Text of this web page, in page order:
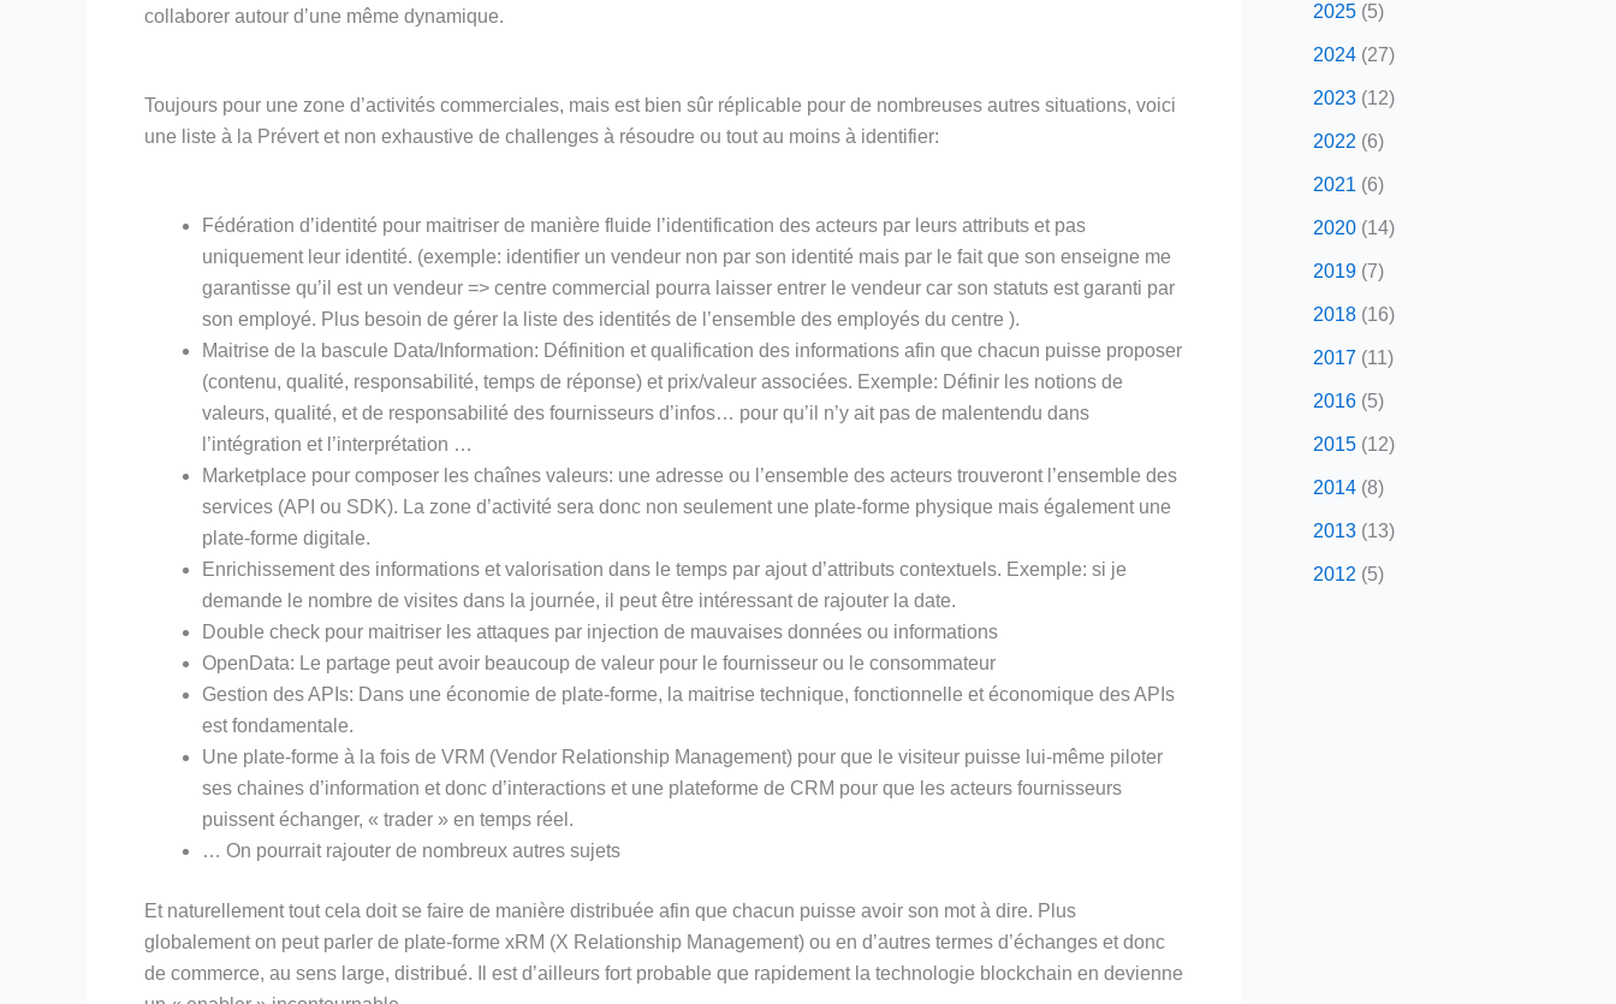
collaborer autour d’une même dynamique.
Toujours pour une zone d’activités commerciales, mais est bien sûr réplicable pour de nombreuses autres situations, voici
une liste à la Prévert et non exhaustive de challenges à résoudre ou tout au moins à identifier:
Fédération d’identité pour maitriser de manière fluide l’identification des acteurs par leurs attributs et pas
uniquement leur identité. (exemple: identifier un vendeur non par son identité mais par le fait que son enseigne me
garantisse qu’il est un vendeur => centre commercial pourra laisser entrer le vendeur car son statuts est garanti par
son employé. Plus besoin de gérer la liste des identités de l’ensemble des employés du centre ).
Maitrise de la bascule Data/Information: Définition et qualification des informations afin que chacun puisse proposer
(contenu, qualité, responsabilité, temps de réponse) et prix/valeur associées. Exemple: Définir les notions de
valeurs, qualité, et de responsabilité des fournisseurs d’infos… pour qu’il n’y ait pas de malentendu dans
l’intégration et l’interprétation …
Marketplace pour composer les chaînes valeurs: une adresse ou l’ensemble des acteurs trouveront l’ensemble des
services (API ou SDK). La zone d’activité sera donc non seulement une plate-forme physique mais également une
plate-forme digitale.
Enrichissement des informations et valorisation dans le temps par ajout d’attributs contextuels. Exemple: si je
demande le nombre de visites dans la journée, il peut être intéressant de rajouter la date.
Double check pour maitriser les attaques par injection de mauvaises données ou informations
OpenData: Le partage peut avoir beaucoup de valeur pour le fournisseur ou le consommateur
Gestion des APIs: Dans une économie de plate-forme, la maitrise technique, fonctionnelle et économique des APIs
est fondamentale.
Une plate-forme à la fois de VRM (Vendor Relationship Management) pour que le visiteur puisse lui-même piloter
ses chaines d’information et donc d’interactions et une plateforme de CRM pour que les acteurs fournisseurs
puissent échanger, « trader » en temps réel.
… On pourrait rajouter de nombreux autres sujets
Et naturellement tout cela doit se faire de manière distribuée afin que chacun puisse avoir son mot à dire. Plus
globalement on peut parler de plate-forme xRM (X Relationship Management) ou en d’autres termes d’échanges et donc
de commerce, au sens large, distribué. Il est d’ailleurs fort probable que rapidement la technologie blockchain en devienne
2025 (5)
2024 (27)
2023 (12)
2022 (6)
2021 (6)
2020 (14)
2019 (7)
2018 (16)
2017 (11)
2016 (5)
2015 (12)
2014 (8)
2013 (13)
2012 (5)